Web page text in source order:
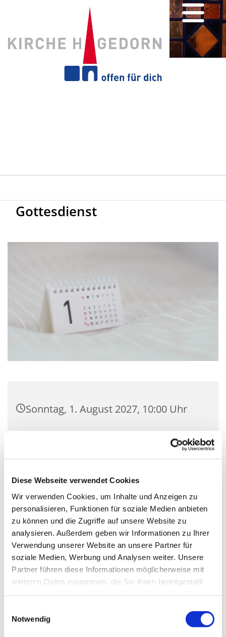
Diese Webseite verwendet Cookies
Wir verwenden Cookies, um Inhalte und Anzeigen zu
personalisieren, Funktionen für soziale Medien anbieten
zu können und die Zugriffe auf unsere Website zu
analysieren. Außerdem geben wir Informationen zu Ihrer
Verwendung unserer Website an unsere Partner für
soziale Medien, Werbung und Analysen weiter. Unsere
Partner führen diese Informationen möglicherweise mit
weiteren Daten zusammen, die Sie ihnen bereitgestellt
Notwendig
Gottesdienst
Sonntag, 1. August 2027, 10:00 Uhr
Kirche Hagedorn, Hagedorner Str.
Predigt: Pfarrerin Ulrike Schwarze